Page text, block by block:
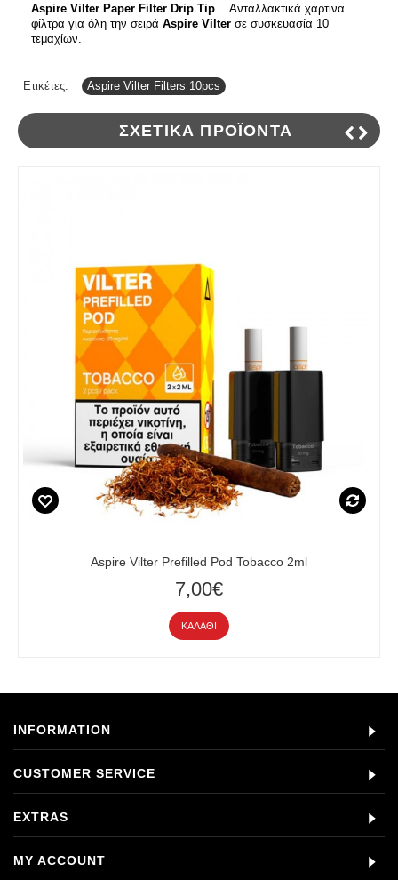
Aspire Vilter Paper Filter Drip Tip . Ανταλλακτικά χάρτινα
φίλτρα για όλη την σειρά Aspire Vilter σε συσκευασία 10
τεμαχίων.
Ετικέτες: Aspire Vilter Filters 10pcs
ΣΧΕΤΙΚΆ ΠΡΟΪΌΝΤΑ
Aspire Vilter Prefilled Pod Tobacco 2ml
7,00€
ΚΑΛΆΘΙ
INFORMATION
CUSTOMER SERVICE
EXTRAS
MY ACCOUNT